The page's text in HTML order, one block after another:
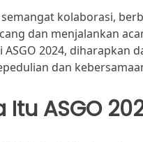
kolaborasi,
dan menjalankan
ASGO 2024,
dan
Itu ASGO